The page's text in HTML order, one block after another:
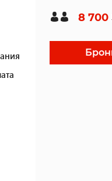
8 700